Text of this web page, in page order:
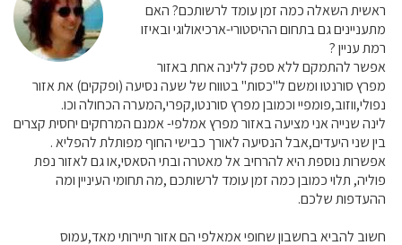
ראשית השאלה כמה זמן עומד לרשותכם? האם
מתעניינים גם בתחום ההיסטורי-ארכיאולוגי ובאיזו
רמת עניין ?
אפשר להתמקם ללא ספק ללינה אחת באזור
מפרץ סורנטו ומשם ל"כסות" בטווח של שעה נסיעה (ופקקים) את אזור
נפולי,ווזוב,פומפיי וכמובן מפרץ סורנטו,קפרי,המערה הכחולה וכו.
לינה שנייה אני מציעה באזור מפרץ אמלפי- אמנם המרחקים יחסית קצרים
בין שני היעדים,אבל הנסיעה לאורך כבישי החוף מפותלת להפליא .
אפשרות נוספת היא להרחיב אל מאטרה ובתי הסאסי,או גם לאזור נפת
פוליה, תלוי כמובן כמה זמן עומד לרשותכם ,מה תחומי העיניין ומה
ההעדפות שלכם.
חשוב להביא בחשבון שחופי אמאלפי הם אזור תיירותי מאד,עמוס